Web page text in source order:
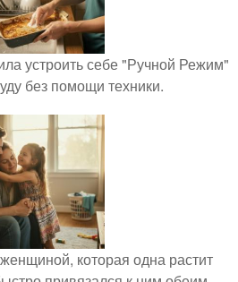
устроить себе "Ручной Режим"
без помощи техники.
которая одна растит